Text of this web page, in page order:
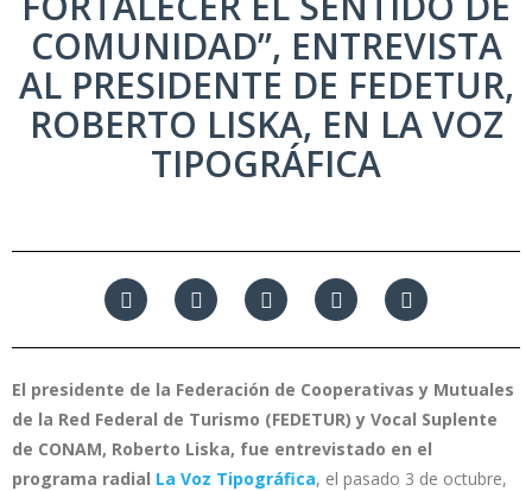
COMUNIDAD”, ENTREVISTA
AL PRESIDENTE DE FEDETUR,
ROBERTO LISKA, EN LA VOZ
TIPOGRÁFICA
El presidente de la Federación de Cooperativas y Mutuales
de la Red Federal de Turismo (FEDETUR) y Vocal Suplente
de CONAM, Roberto Liska, fue entrevistado en el
programa radial La Voz Tipográfica, el pasado 3 de octubre,